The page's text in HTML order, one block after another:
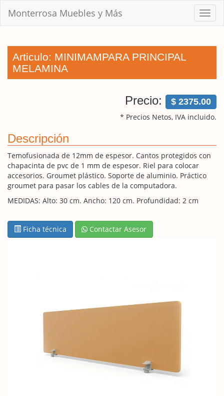
Menu
Monterrosa Muebles y Más
Articulo: MINIMAMPARA PRINCIPAL
MELAMINA
Precio: $ 2375.00
* Precios Netos, IVA incluido.
Descripción
Temofusionada de 12mm de espesor. Cantos protegidos con
chapacinta de pvc de 1 mm de espesor. Riel para colocar
accesorios. Groumet plástico. Soporte de aluminio. Práctico
groumet para pasar los cables de la computadora.
MEDIDAS: Alto: 30 cm. Ancho: 120 cm. Profundidad: 2 cm
Ficha técnica Contactar Asesor